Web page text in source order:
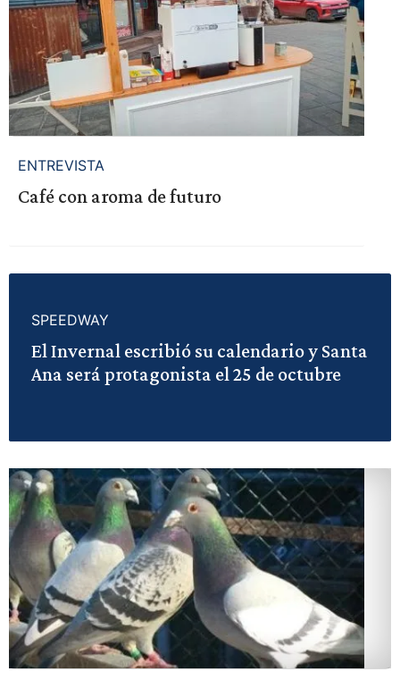
ENTREVISTA
Café con aroma de futuro
SPEEDWAY
El Invernal escribió su calendario y Santa
Ana será protagonista el 25 de octubre